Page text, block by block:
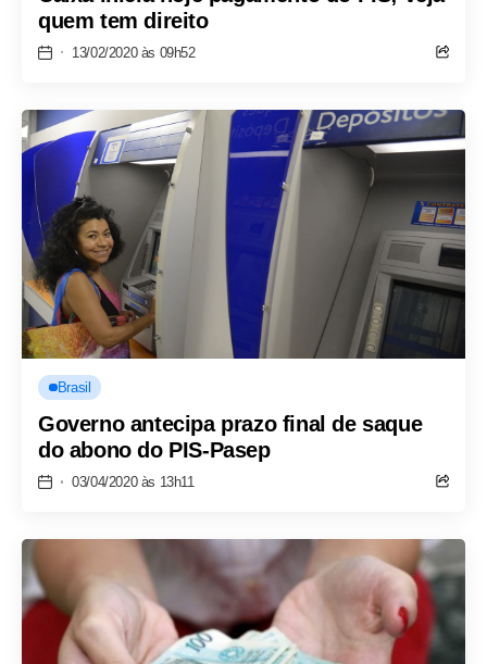
quem tem direito
13/02/2020 às 09h52
Brasil
Governo antecipa prazo final de saque
do abono do PIS-Pasep
03/04/2020 às 13h11